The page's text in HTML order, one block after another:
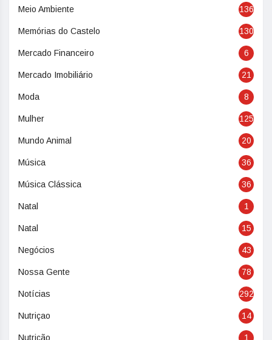
Meio Ambiente 136
Memórias do Castelo 130
Mercado Financeiro 6
Mercado Imobiliário 21
Moda 8
Mulher 125
Mundo Animal 20
Música 36
Música Clássica 36
Natal 1
Natal 15
Negócios 43
Nossa Gente 78
Notícias 292
Nutriçao 14
Nutrição 1